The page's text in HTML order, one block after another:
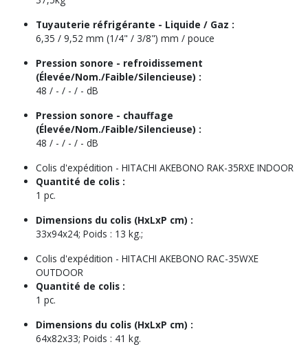
Tuyauterie réfrigérante - Liquide / Gaz :
6,35 / 9,52 mm (1/4" / 3/8") mm / pouce
Pression sonore - refroidissement
(Élevée/Nom./Faible/Silencieuse) :
48 / - / - / - dB
Pression sonore - chauffage
(Élevée/Nom./Faible/Silencieuse) :
48 / - / - / - dB
Colis d'expédition - HITACHI AKEBONO RAK-35RXE INDOOR
Quantité de colis :
1 pc.
Dimensions du colis (HxLxP cm) :
33x94x24; Poids : 13 kg.;
Colis d'expédition - HITACHI AKEBONO RAC-35WXE
OUTDOOR
Quantité de colis :
1 pc.
Dimensions du colis (HxLxP cm) :
64x82x33; Poids : 41 kg.